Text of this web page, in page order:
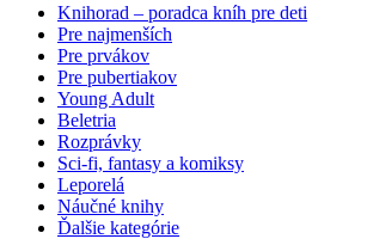
Knihorad – poradca kníh pre deti
Pre najmenších
Pre prvákov
Pre pubertiakov
Young Adult
Beletria
Rozprávky
Sci-fi, fantasy a komiksy
Leporelá
Náučné knihy
Ďalšie kategórie